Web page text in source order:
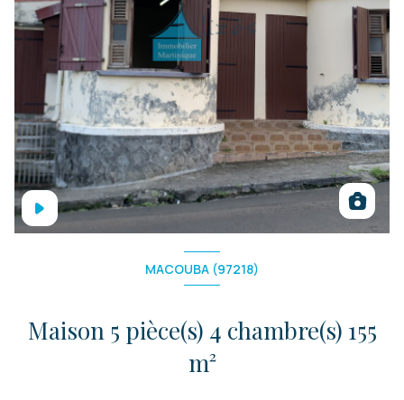
MACOUBA (97218)
Maison 5 pièce(s) 4 chambre(s) 155
m²